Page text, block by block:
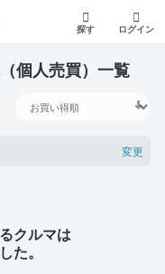
探す ログイン
個人売買）一覧
変更
クルマは
た。